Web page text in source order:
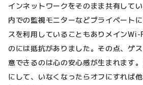
インネットワークをそのまま共有して
内での監視モニターなどプライベート
スを利用していることもありメイン
のには抵抗がありました。その点、ゲ
意できるのは心の安心感が生まれます
にして、いなくなったらオフにすれば